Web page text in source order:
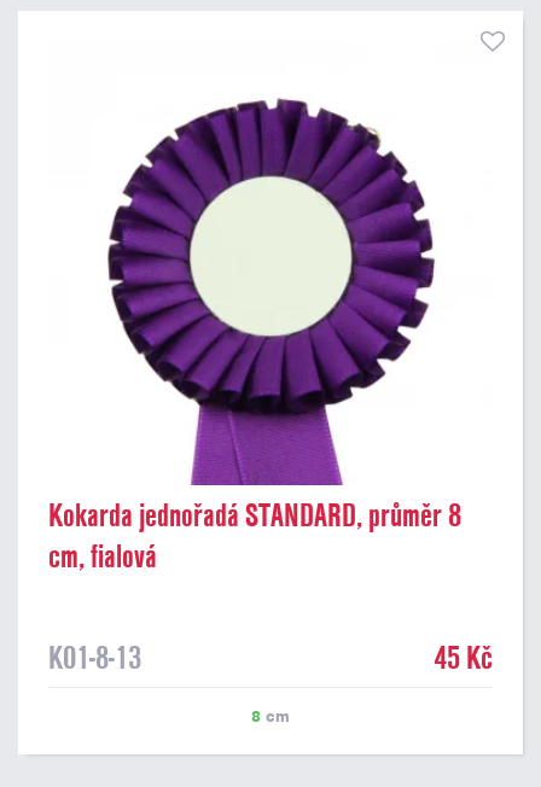
Kokarda jednořadá STANDARD, průměr 8
cm, fialová
K01-8-13 45 Kč
8 cm